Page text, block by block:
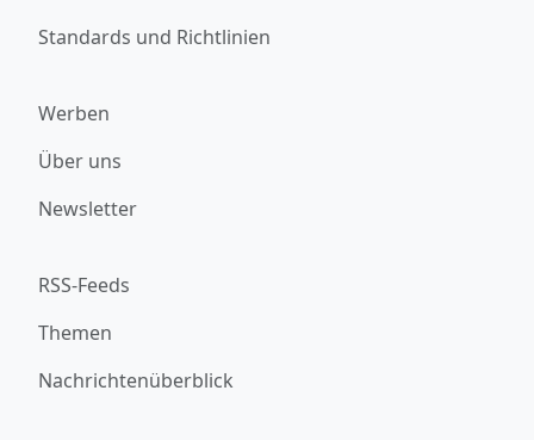
Standards und Richtlinien
Werben
Über uns
Newsletter
RSS-Feeds
Themen
Nachrichtenüberblick